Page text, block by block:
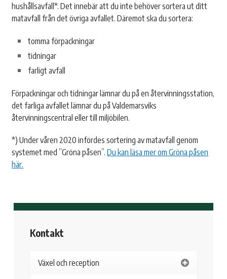
Kontakt
Växel och reception
hushållsavfall*. Det innebär att du inte behöver sortera ut ditt
matavfall från det övriga avfallet. Däremot ska du sortera:
tomma förpackningar
tidningar
farligt avfall
Förpackningar och tidningar lämnar du på en återvinningsstation,
det farliga avfallet lämnar du på Valdemarsviks
återvinningscentral eller till miljöbilen.
*) Under våren 2020 infördes sortering av matavfall genom
systemet med ”Gröna påsen”.Du kan läsa mer om Gröna påsen
här.